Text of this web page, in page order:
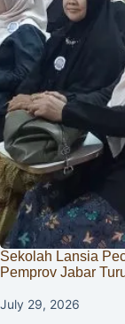
Sekolah Lansia
Pemprov Jabar
July 29, 2026